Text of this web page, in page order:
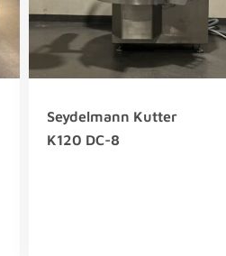
Seydelmann Kutter
K120 DC-8